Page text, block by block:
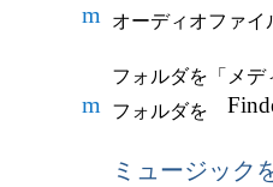
m オーディオファ
フォルダを「メ
m フォルダを
ミュージック